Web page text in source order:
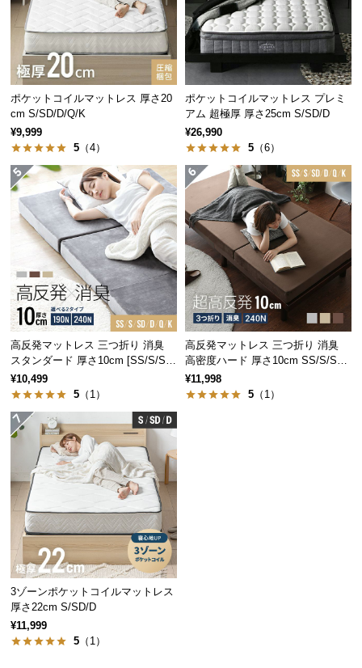
サ
ビ
ス
に
つ
い
て
搬
経
路
に
い
て
返
品・
キ
ャ
ン
セ
ル
に
つ
て
保
に
つ
い
優れた体圧分散
ポケットコイルは身体の広い範囲へ圧力を分散し、
部分的な負荷の集中を抑えます。
体圧分散の比較
体圧分散できていない状態
✖ 負荷が集中
身体の一部分に圧力がかかる
体圧分散で身体の負担を軽減!
ポケットコイルマットレス 厚さ20
cm S/SD/D/Q/K
¥9,999
5 （4）
ポケットコイルマットレス プレミ
アム 超極厚 厚さ25cm S/SD/D
¥26,990
5 （6）
高反発マットレス 三つ折り 消臭
スタンダード 厚さ10cm [SS/S/SD/
D/Q/K]
¥10,499
5 （1）
高反発マットレス 三つ折り 消臭
高密度ハード 厚さ10cm SS/S/SD/
D/Q/K
¥11,998
5 （1）
3ゾーンポケットコイルマットレス
厚さ22cm S/SD/D
¥11,999
5 （1）